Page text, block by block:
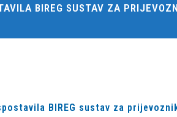
BIREG SUSTAV ZA
BIREG sustav za